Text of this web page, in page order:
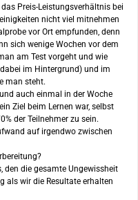
Preis-Leistungsverhältnis bei
nicht viel mitnehmen
vor Ort empfunden, denn
sich wenige Wochen vor dem
am Test vorgeht und wie
im Hintergrund) und im
man steht.
auch einmal in der Woche
Ziel beim Lernen war, selbst
der Teilnehmer zu sein.
auf irgendwo zwischen
den die gesamte Ungewissheit
als wir die Resultate erhalten